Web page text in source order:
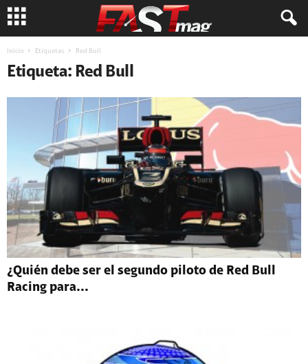
Inicio Etiquetas Red Bull
Etiqueta: Red Bull
¿Quién debe ser el segundo piloto de Red Bull
Racing para...